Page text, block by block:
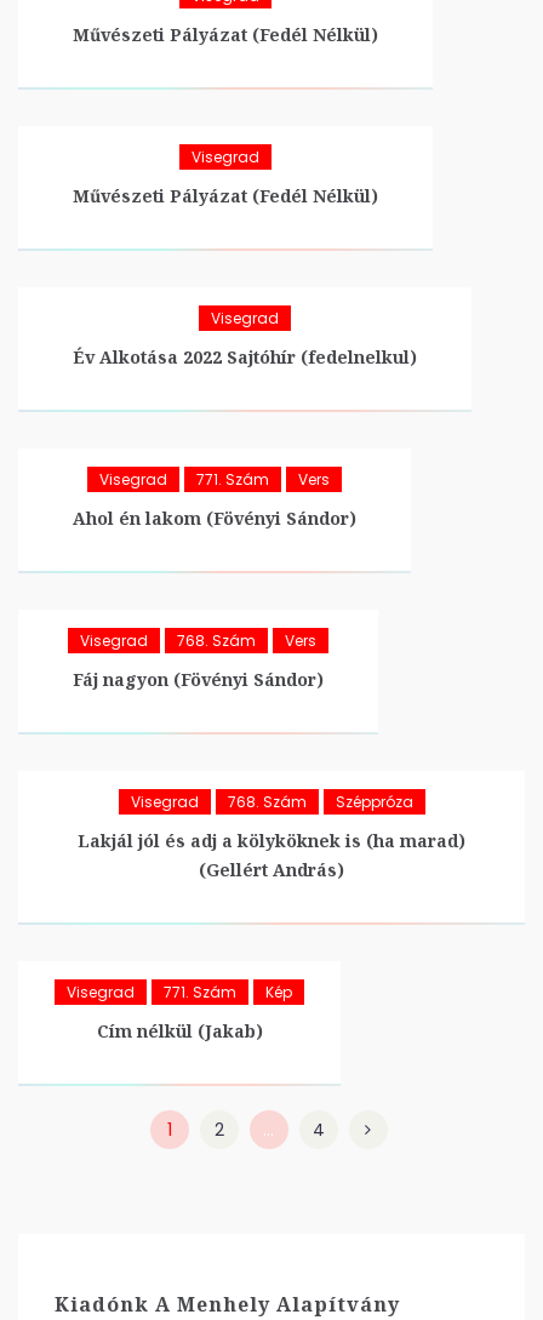
Művészeti Pályázat (Fedél Nélkül)
Visegrad
Művészeti Pályázat (Fedél Nélkül)
Visegrad
Év Alkotása 2022 Sajtóhír (fedelnelkul)
Visegrad 771. Szám Vers
Ahol én lakom (Fövényi Sándor)
Visegrad 768. Szám Vers
Fáj nagyon (Fövényi Sándor)
Visegrad 768. Szám Széppróza
Lakjál jól és adj a kölyköknek is (ha marad)
(Gellért András)
Visegrad 771. Szám Kép
Cím nélkül (Jakab)
1 2 … 4
Kiadónk A Menhely Alapítvány